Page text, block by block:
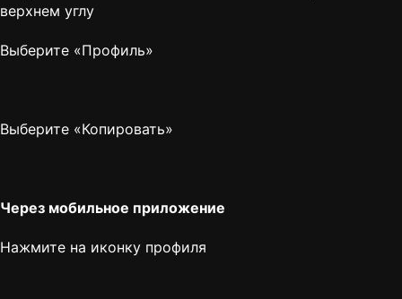
верхнем углу
Выберите «Профиль»
Выберите «Копировать»
Через мобильное приложение
Нажмите на иконку профиля